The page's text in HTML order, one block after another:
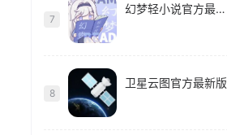
7
幻梦轻小说官方最新版
8
卫星云图官方最新版